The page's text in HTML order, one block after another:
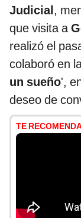
Judicial,
que visita a
realizó el
colaboró en
un sueño',
deseo de
TE